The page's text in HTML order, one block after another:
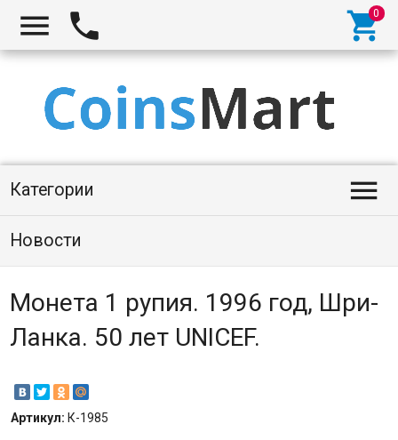
  
Категории 
Новости
Монета 1 рупия. 1996 год, Шри-
Ланка. 50 лет UNICEF.
Артикул: К-1985